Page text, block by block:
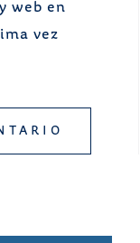
web en
vez